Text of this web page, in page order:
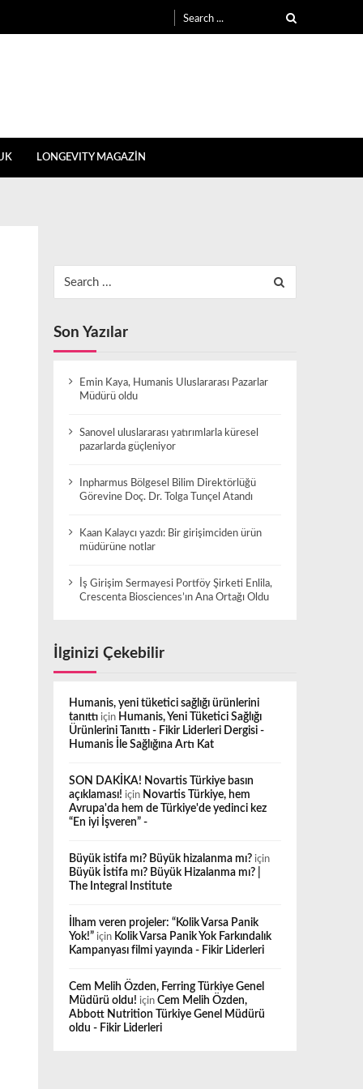
for:
LONGEVITY MAGAZİN
for:
Son Yazılar
Emin Kaya, Humanis Uluslararası Pazarlar
Müdürü oldu
Sanovel uluslararası yatırımlarla küresel
pazarlarda güçleniyor
Inpharmus Bölgesel Bilim Direktörlüğü
Görevine Doç. Dr. Tolga Tunçel Atandı
Kaan Kalaycı yazdı: Bir girişimciden ürün
müdürüne notlar
İş Girişim Sermayesi Portföy Şirketi Enlila,
Crescenta Biosciences’ın Ana Ortağı Oldu
İlginizi Çekebilir
Humanis, yeni tüketici sağlığı ürünlerini
tanıttıiçin Humanis, Yeni Tüketici Sağlığı
Ürünlerini Tanıttı - Fikir Liderleri Dergisi -
Humanis İle Sağlığına Artı Kat
SON DAKİKA! Novartis Türkiye basın
açıklaması! için Novartis Türkiye, hem
Avrupa'da hem de Türkiye'de yedinci kez
“En iyi İşveren” -
Büyük istifa mı? Büyük hizalanma mı?için
Büyük İstifa mı? Büyük Hizalanma mı? |
The Integral Institute
İlham veren projeler: “Kolik Varsa Panik
Yok!”için Kolik Varsa Panik Yok Farkındalık
Kampanyası filmi yayında - Fikir Liderleri
Cem Melih Özden, Ferring Türkiye Genel
Müdürü oldu! için Cem Melih Özden,
Abbott Nutrition Türkiye Genel Müdürü
oldu - Fikir Liderleri